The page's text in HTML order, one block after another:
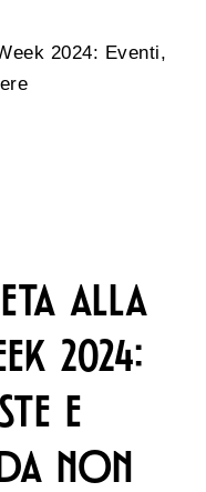
2024: Eventi,
ALLA
2024:
E
NON